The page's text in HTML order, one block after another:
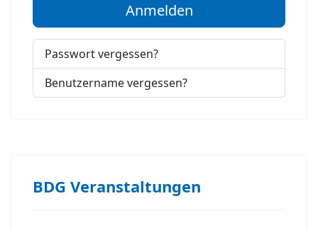
Anmelden
Passwort vergessen?
Benutzername vergessen?
BDG Veranstaltungen